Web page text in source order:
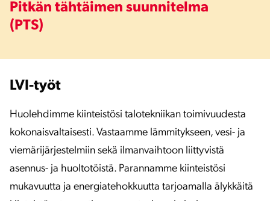
Pitkän tähtäimen suunnitelma
(PTS)
LVI-työt
Huolehdimme kiinteistösi talotekniikan toimivuudesta
kokonaisvaltaisesti. Vastaamme lämmitykseen, vesi- ja
viemärijärjestelmiin sekä ilmanvaihtoon liittyvistä
asennus- ja huoltotöistä. Parannamme kiinteistösi
mukavuutta ja energiatehokkuutta tarjoamalla älykkäitä